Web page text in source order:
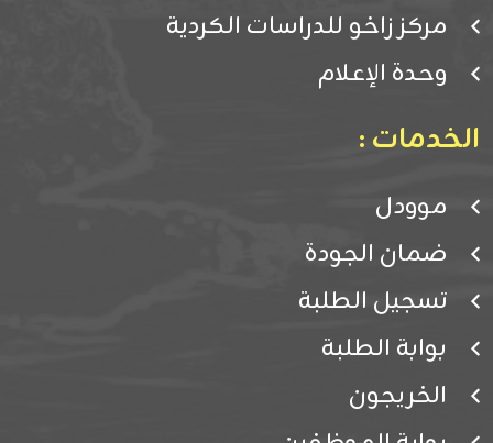
مركز زاخو للدراسات الكردية
وحدة الإعلام
الخدمات :
موودل
ضمان الجودة
تسجيل الطلبة
بوابة الطلبة
الخريجون